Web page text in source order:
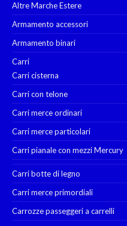
Altre Marche Estere
Armamento accessori
Armamento binari
Carri
Carri cisterna
Carri con telone
Carri merce ordinari
Carri merce particolari
Carri pianale con mezzi Mercury
Carri botte di legno
Carri merce primordiali
Carrozze passeggeri a carrelli